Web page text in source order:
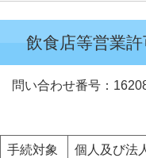
飲食店等営業
問い合わせ番号：
手続対象
個人及び法